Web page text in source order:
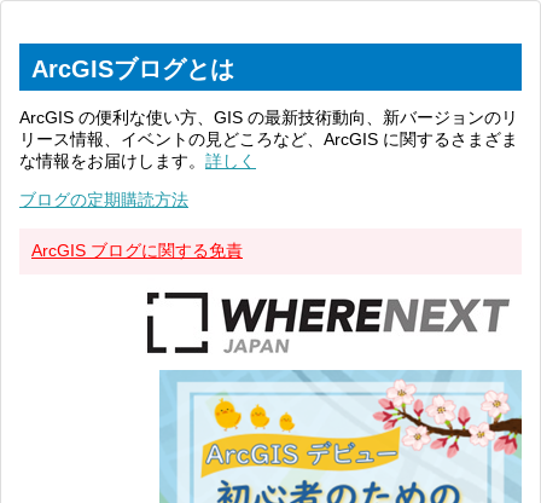
ArcGISブログとは
ArcGIS の便利な使い方、GIS の最新技術動向、新バージョンのリ
リース情報、イベントの見どころなど、ArcGIS に関するさまざま
な情報をお届けします。 詳しく
ブログの定期購読方法
ArcGIS ブログに関する免責